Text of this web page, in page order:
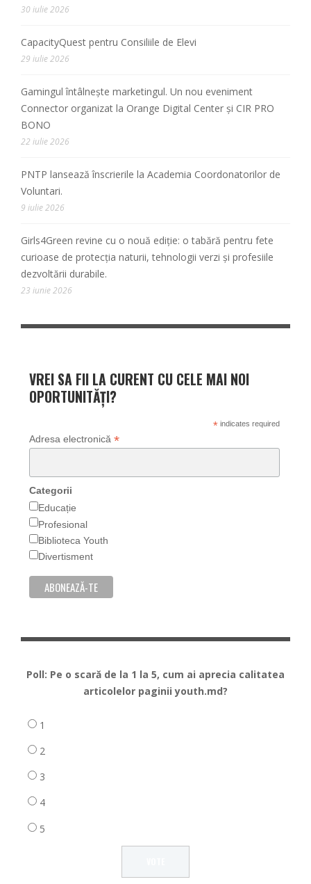
30 iulie 2026
CapacityQuest pentru Consiliile de Elevi
29 iulie 2026
Gamingul întâlnește marketingul. Un nou eveniment
Connector organizat la Orange Digital Center și CIR PRO
BONO
22 iulie 2026
PNTP lansează înscrierile la Academia Coordonatorilor de
Voluntari.
9 iulie 2026
Girls4Green revine cu o nouă ediție: o tabără pentru fete
curioase de protecția naturii, tehnologii verzi și profesiile
dezvoltării durabile.
23 iunie 2026
VREI SA FII LA CURENT CU CELE MAI NOI
OPORTUNITĂȚI?
*indicates required
Adresa electronică *
Categorii
Educație
Profesional
Biblioteca Youth
Divertisment
Poll: Pe o scară de la 1 la 5, cum ai aprecia calitatea
articolelor paginii youth.md?
1
2
3
4
5